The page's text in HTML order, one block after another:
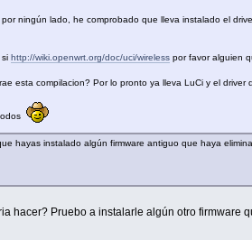
ningún lado, he comprobado que lleva instalado el
sihttp://wiki.openwrt.org/doc/uci/wireless por favor alguien
esta compilacion? Por lo pronto ya lleva LuCi y el
todos
hayas instalado algún firmware antiguo que haya
hacer? Pruebo a instalarle algún otro